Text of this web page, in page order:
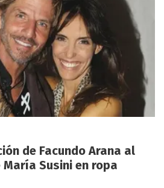
de Facundo Arana al
Susini en ropa